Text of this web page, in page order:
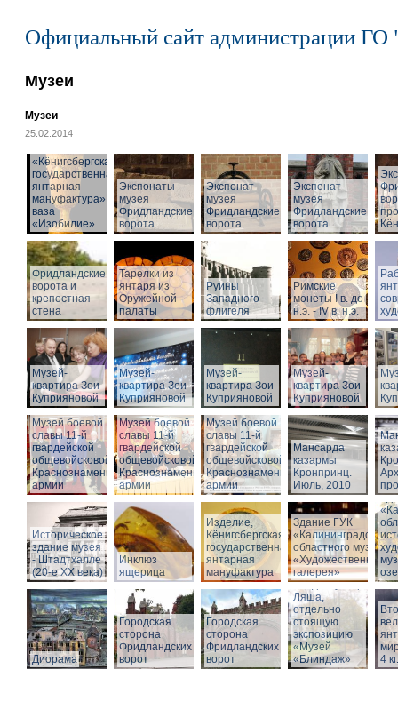
Официальный сайт администрации ГО
Музеи
Музеи
25.02.2014
«Кёнигсбергская
государственная
янтарная
мануфактура» -
ваза
«Изобилие»
Экспонаты
музея
Фридландские
ворота
Экспонат
музея
Фридландские
ворота
Экспонат
музея
Фридландские
ворота
Фридландские
ворота и
крепостная
стена
Тарелки из
янтаря из
Оружейной
палаты
Руины
Западного
флигеля
Римские
монеты I в. до
н.э. - IV в. н.э.
Музей-
квартира Зои
Куприяновой
Музей-
квартира Зои
Куприяновой
Музей-
квартира Зои
Куприяновой
Музей-
квартира Зои
Куприяновой
Музей боевой
славы 11-й
гвардейской
общевойсковой
Краснознаменной
армии
Музей боевой
славы 11-й
гвардейской
общевойсковой
Краснознаменной
армии
Музей боевой
славы 11-й
гвардейской
общевойсковой
Краснознаменной
армии
Мансарда
казармы
Кронпринц.
Июль, 2010
Историческое
здание музея
- Штадтхалле
(20-е XX века)
Инклюз
ящерица
Изделие,
Кёнигсбергская
государственная
янтарная
мануфактура
Здание ГУК
«Калининградского
областного музея
«Художественная
галерея»
Диорама
Городская
сторона
Фридландских
ворот
Городская
сторона
Фридландских
ворот
Вход в бункер
Ляша,
отдельно
стоящую
экспозицию
«Музей
«Блиндаж»
4